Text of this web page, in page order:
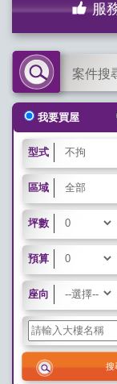
服
案件搜
我要買屋
型式
區域
坪數
預算
座向